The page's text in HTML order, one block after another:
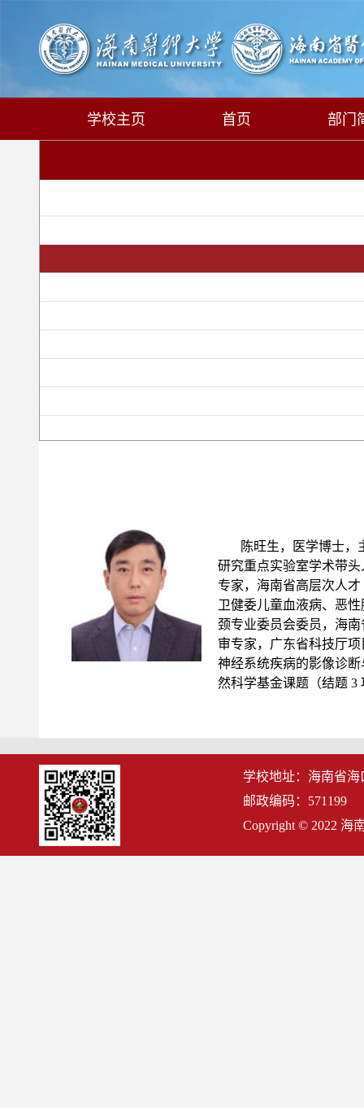
学校主页 首页 部门
陈旺生，
医学博士，
研究重点实验室学术带
专家，海南省高层次人才
卫健委儿童血液病、恶
颈专业委员会委员，海
审专家，广东省科技厅
神经系统疾病的影像诊
然科学基金课题（结题 3
学校地址：海南省
邮政编码：571199
Copyright © 2022 海